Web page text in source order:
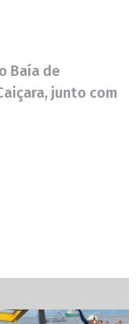
Baía de
junto com